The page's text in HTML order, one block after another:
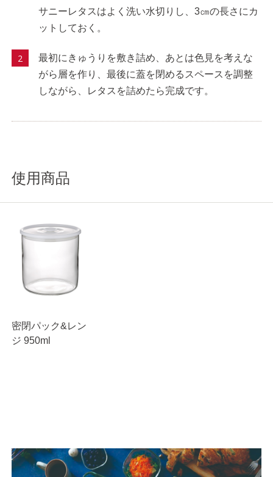
サニーレタスはよく洗い水切りし、3㎝の長さにカ
ットしておく。
最初にきゅうりを敷き詰め、あとは色見を考えな
がら層を作り、最後に蓋を閉めるスペースを調整
しながら、レタスを詰めたら完成です。
使用商品
密閉パック&レン
ジ 950ml